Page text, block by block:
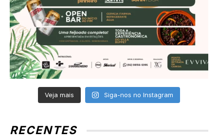
Veja mais Siga-nos no Instagram
RECENTES